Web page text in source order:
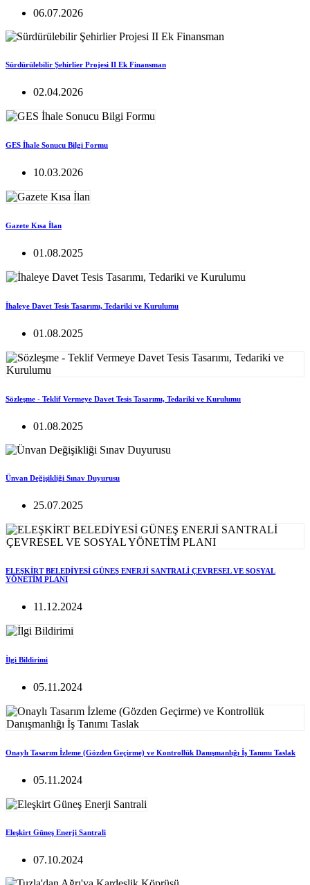
06.07.2026
Sürdürülebilir Şehirlier Projesi II Ek Finansman
02.04.2026
GES İhale Sonucu Bilgi Formu
10.03.2026
Gazete Kısa İlan
01.08.2025
İhaleye Davet Tesis Tasarımı, Tedariki ve Kurulumu
01.08.2025
Sözleşme - Teklif Vermeye Davet Tesis Tasarımı, Tedariki ve Kurulumu
01.08.2025
Ünvan Değişikliği Sınav Duyurusu
25.07.2025
ELEŞKİRT BELEDİYESİ GÜNEŞ ENERJİ SANTRALİ ÇEVRESEL VE SOSYAL
YÖNETİM PLANI
11.12.2024
İlgi Bildirimi
05.11.2024
Onaylı Tasarım İzleme (Gözden Geçirme) ve Kontrollük Danışmanlığı İş Tanımı Taslak
05.11.2024
Eleşkirt Güneş Enerji Santrali
07.10.2024